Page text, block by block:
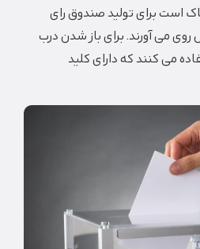
برای تولید صندوق رای
می آورند. برای باز شدن درب
می کنند که دارای کلید